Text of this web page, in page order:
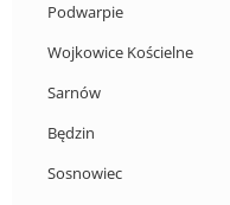
Podwarpie
Wojkowice Kościelne
Sarnów
Będzin
Sosnowiec